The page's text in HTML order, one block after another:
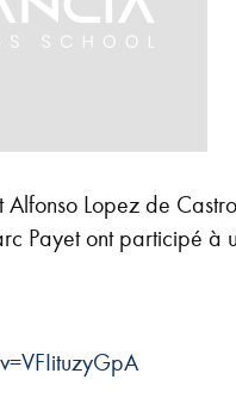
Lopez de
Payet ont participé à